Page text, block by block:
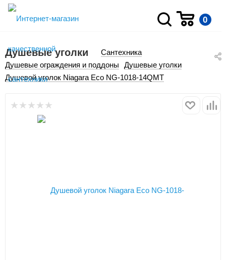
0
Душевые уголки
Сантехника
Душевые ограждения и поддоны
Душевые уголки
Душевой уголок Niagara Eco NG-1018-14QMT